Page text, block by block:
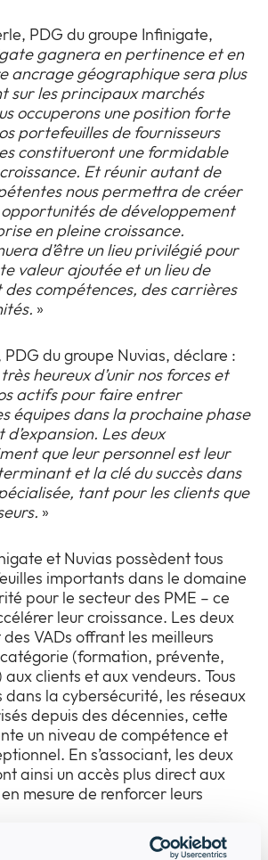
PDG du groupe Infinigate,
gagnera en pertinence et en
ancrage géographique sera plus
sur les principaux marchés
occuperons une position forte
portefeuilles de fournisseurs
constitueront une formidable
Et réunir autant de
nous permettra de créer
de développement
en pleine croissance.
d’être un lieu privilégié pour
valeur ajoutée et un lieu de
compétences, des carrières
»
du groupe Nuvias, déclare :
heureux d’unir nos forces et
actifs pour faire entrer
équipes dans la prochaine phase
Les deux
que leur personnel est leur
et la clé du succès dans
tant pour les clients que
»
et Nuvias possèdent tous
importants dans le domaine
pour le secteur des PME – ce
leur croissance. Les deux
VADs offrant les meilleurs
(formation, prévente,
clients et aux vendeurs. Tous
dans la cybersécurité, les réseaux
depuis des décennies, cette
un niveau de compétence et
En s’associant, les deux
ainsi un accès plus direct aux
mesure de renforcer leurs